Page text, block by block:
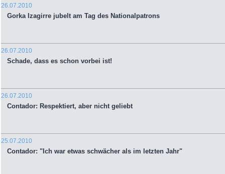
26.07.2010
Gorka Izagirre jubelt am Tag des Nationalpatrons
26.07.2010
Schade, dass es schon vorbei ist!
26.07.2010
Contador: Respektiert, aber nicht geliebt
25.07.2010
Contador: "Ich war etwas schwächer als im letzten Jahr"